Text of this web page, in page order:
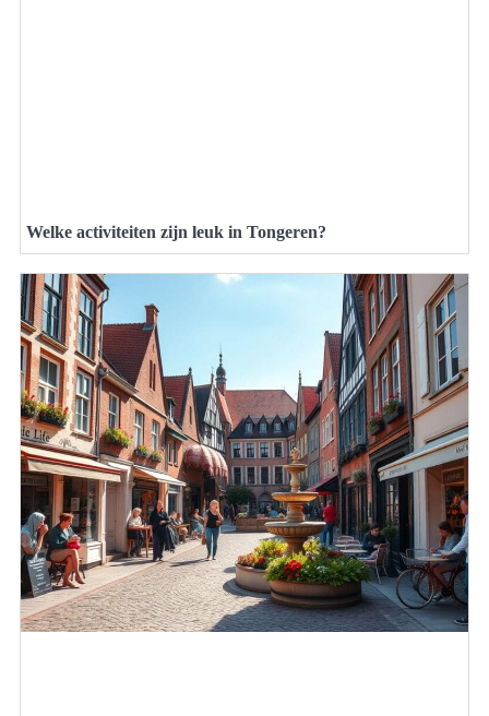
Welke activiteiten zijn leuk in Tongeren?